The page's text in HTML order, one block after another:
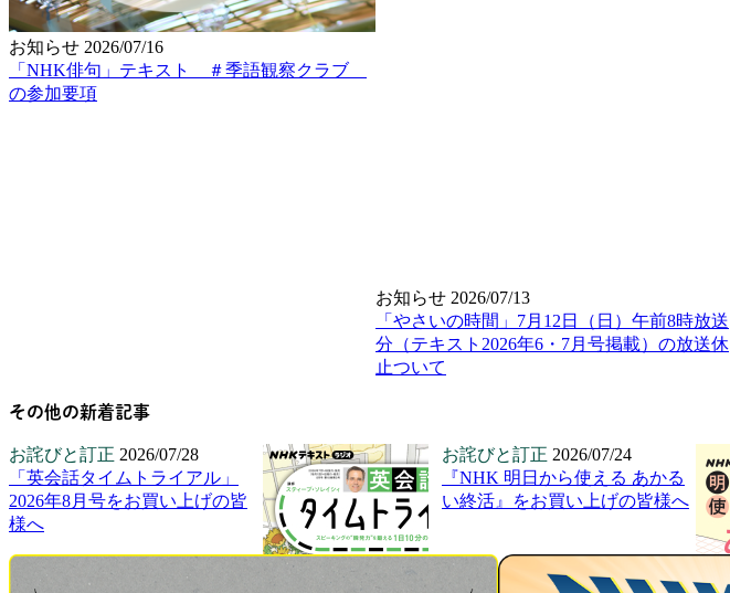
お知らせ 2026/07/16
「NHK俳句」テキスト ＃季語観察クラブ
の参加要項
お知らせ 2026/07/13
「やさいの時間」7月12日（日）午前8時放送
分（テキスト2026年6・7月号掲載）の放送休
止ついて
その他の新着記事
お詫びと訂正 2026/07/28
「英会話タイムトライアル」
2026年8月号をお買い上げの皆
様へ
お詫びと訂正 2026/07/24
『NHK 明日から使える あかる
い終活』をお買い上げの皆様へ